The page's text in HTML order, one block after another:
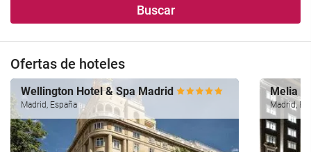
Buscar
Ofertas de hoteles
Wellington Hotel & Spa Madrid
Madrid, España
Melia
Madrid,